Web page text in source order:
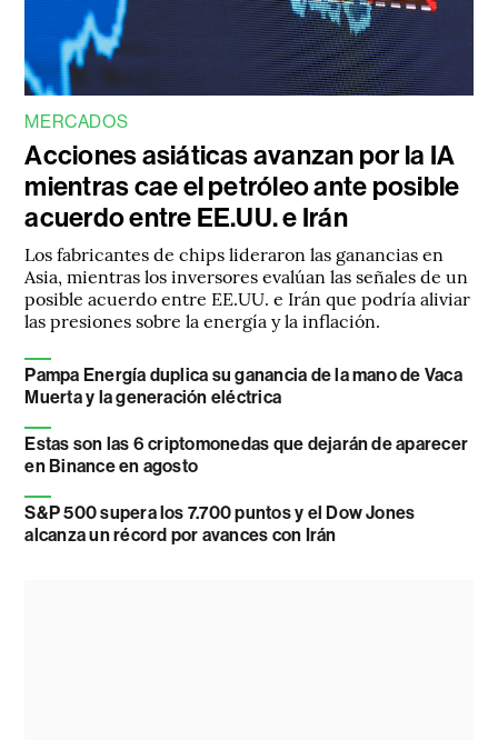
MERCADOS
Acciones asiáticas avanzan por la IA
mientras cae el petróleo ante posible
acuerdo entre EE.UU. e Irán
Los fabricantes de chips lideraron las ganancias en
Asia, mientras los inversores evalúan las señales de un
posible acuerdo entre EE.UU. e Irán que podría aliviar
las presiones sobre la energía y la inflación.
Pampa Energía duplica su ganancia de la mano de Vaca
Muerta y la generación eléctrica
Estas son las 6 criptomonedas que dejarán de aparecer
en Binance en agosto
S&P 500 supera los 7.700 puntos y el Dow Jones
alcanza un récord por avances con Irán